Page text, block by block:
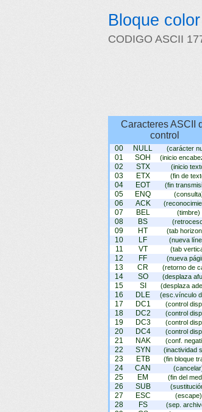
Bloque
CODIGO ASCII
Caracteres ASCII
control
00 NULL (carácter
01 SOH (inicio
02 STX (inicio
03 ETX (fin de
04 EOT (fin
05 ENQ
06 ACK
07 BEL (timbre)
08 BS
09 HT (tab
10 LF (nueva
11 VT (tab
12 FF (nueva
13 CR (retorno de
14 SO (desplaza
15 SI (desplaza
16 DLE (esc.vínculo
17 DC1 (control
18 DC2 (control
19 DC3 (control
20 DC4 (control
21 NAK (conf.
22 SYN (inactividad
23 ETB (fin bloque
24 CAN
25 EM (fin del
26 SUB
27 ESC (escape)
28 FS (sep.